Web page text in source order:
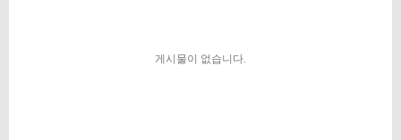
게시물이 없습니다.